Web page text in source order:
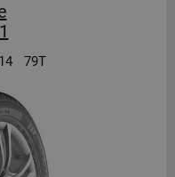
79T